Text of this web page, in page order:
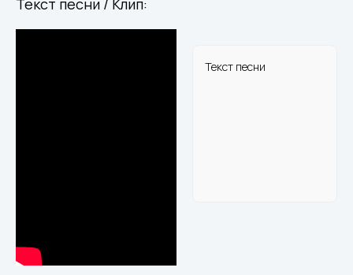
Текст песни / Клип:
Текст песни